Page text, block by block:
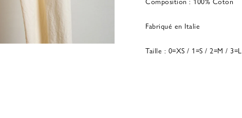
Fabriqué en Italie
Taille : 0=XS / 1=S / 2=M / 3=L